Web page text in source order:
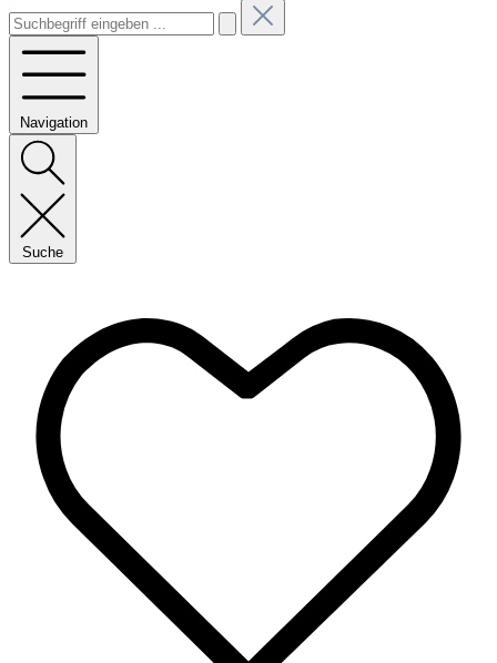
Navigation
Suche